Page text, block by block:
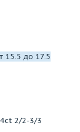
15.5 до 17.5
2/2-3/3